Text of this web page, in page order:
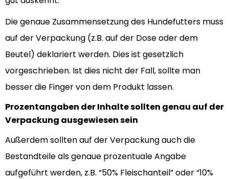
Die genaue Zusammensetzung des Hundefutters muss
auf der Verpackung (z.B. auf der Dose oder dem
Beutel) deklariert werden. Dies ist gesetzlich
vorgeschrieben. Ist dies nicht der Fall, sollte man
besser die Finger von dem Produkt lassen.
Prozentangaben der Inhalte sollten genau auf der
Verpackung ausgewiesen sein
Außerdem sollten auf der Verpackung auch die
Bestandteile als genaue prozentuale Angabe
aufgeführt werden, z.B. “50% Fleischanteil” oder “10%